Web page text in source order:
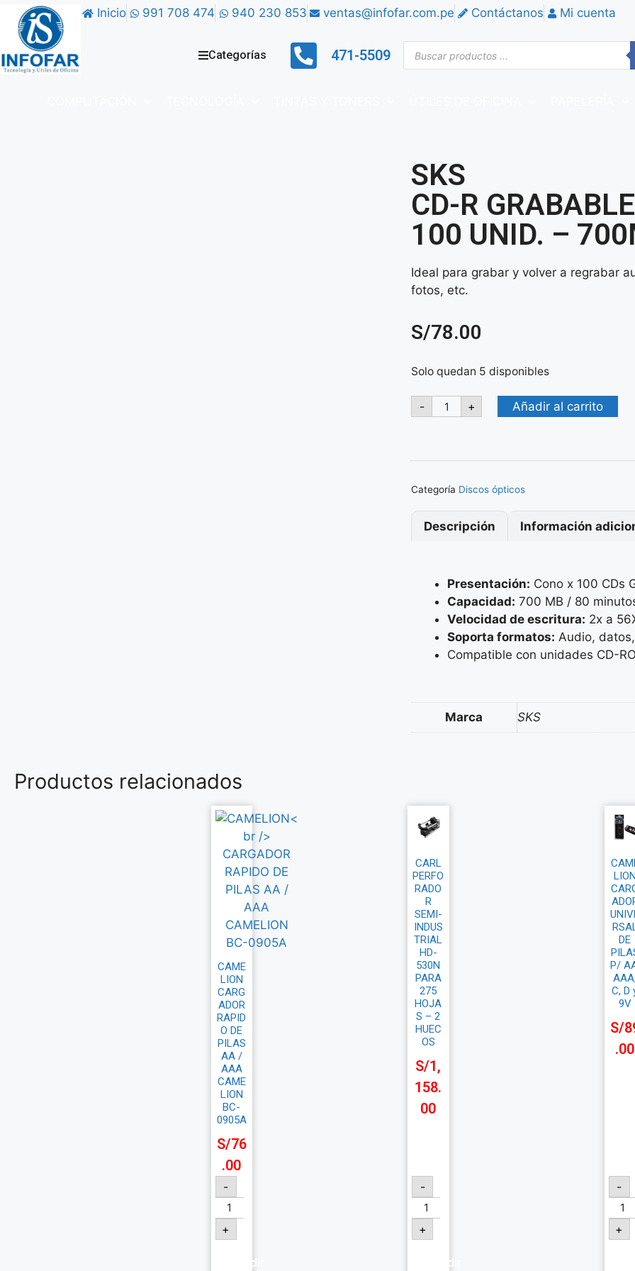
Inicio 991 708 474 940 230 853 ventas@infofar.com.pe Contáctanos Mi cuenta
Categorías 471-5509
SKS
CD-R
100 UNID. –
Ideal para grabar y volver a regrabar
fotos, etc.
S/78.00
Solo quedan 5 disponibles
- + Añadir al carrito
Categoría Discos ópticos
Descripción Información
Presentación: Cono x 100 CDs
Capacidad: 700 MB / 80
Velocidad de escritura: 2x a
Soporta formatos: Audio,
Compatible con unidades CD-
Marca SKS
Productos relacionados
CAME
LION
CARG
ADOR
RAPID
O DE
PILAS
AA /
AAA
CAME
LION
BC-
0905A
S/76
.00
-
+
Añadir
CARL
PERFO
RADO
R
SEMI-
INDUS
TRIAL
HD-
530N
PARA
275
HOJA
S – 2
HUEC
OS
S/1,
158.
00
-
+
Añadir
LION
DE
P/
AAA,
C, D
9V
S/
.00
-
+